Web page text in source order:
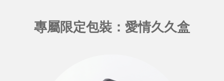
專屬限定包裝：愛情久久盒